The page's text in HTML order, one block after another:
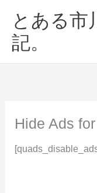
キ
とある市
記。
Hide Ads